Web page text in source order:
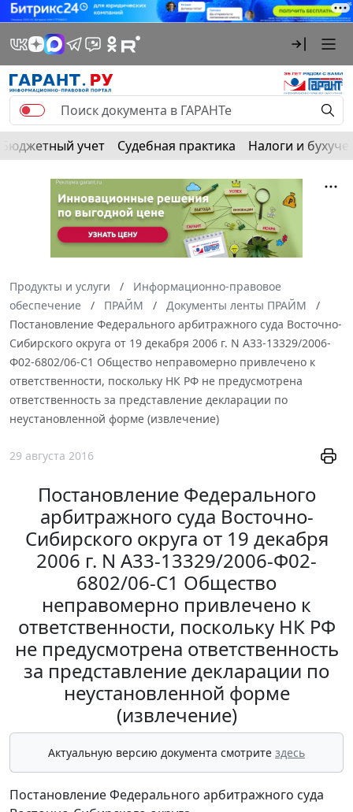
Бюджетный учет Судебная практика Налоги и
Продукты и услуги
Информационно-правовое
обеспечение
ПРАЙМ
Документы ленты ПРАЙМ
Постановление Федерального арбитражного суда Восточно-
Сибирского округа от 19 декабря 2006 г. N А33-13329/2006-
Ф02-6802/06-С1 Общество неправомерно привлечено к
ответственности, поскольку НК РФ не предусмотрена
ответственность за представление декларации по
неустановленной форме (извлечение)
29 августа 2016
Постановление Федерального
арбитражного суда Восточно-
Сибирского округа от 19 декабря
2006 г. N А33-13329/2006-Ф02-
6802/06-С1 Общество
неправомерно привлечено к
ответственности, поскольку НК РФ
не предусмотрена ответственность
за представление декларации по
неустановленной форме
(извлечение)
Актуальную версию документа смотрите здесь
Постановление Федерального арбитражного суда